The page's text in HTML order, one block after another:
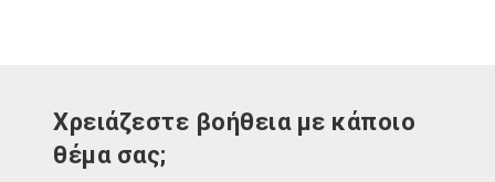
Χρειάζεστε βοήθεια με κάποιο
θέμα σας;